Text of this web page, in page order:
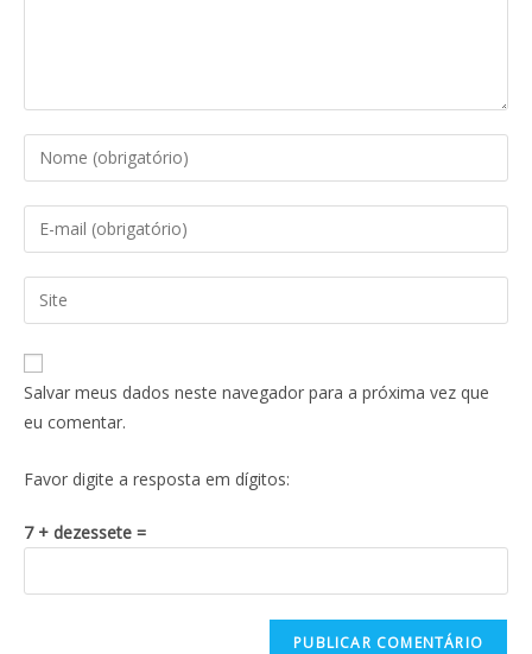
Salvar meus dados neste navegador para a próxima vez que
eu comentar.
Favor digite a resposta em dígitos:
7 + dezessete =